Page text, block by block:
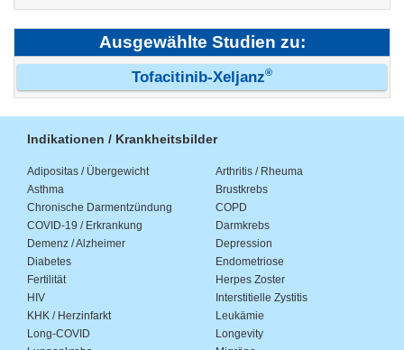
Ausgewählte Studien zu:
Tofacitinib-Xeljanz®
Indikationen / Krankheitsbilder
Adipositas / Übergewicht
Arthritis / Rheuma
Asthma
Brustkrebs
Chronische Darmentzündung
COPD
COVID-19 / Erkrankung
Darmkrebs
Demenz / Alzheimer
Depression
Diabetes
Endometriose
Fertilität
Herpes Zoster
HIV
Interstitielle Zystitis
KHK / Herzinfarkt
Leukämie
Long-COVID
Longevity